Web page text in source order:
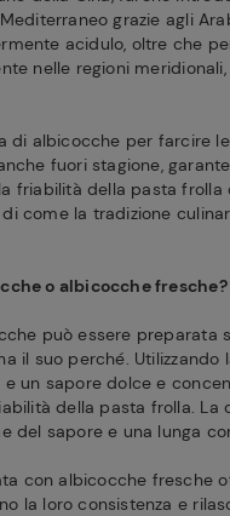
grazie agli
acidulo, oltre che
nelle regioni
di albicocche per farcire
fuori stagione,
friabilità della pasta
come la tradizione
o albicocche fresche?
può essere
il suo perché.
e un sapore dolce e
della pasta frolla.
del sapore e una lunga
con albicocche fresche
la loro consistenza e